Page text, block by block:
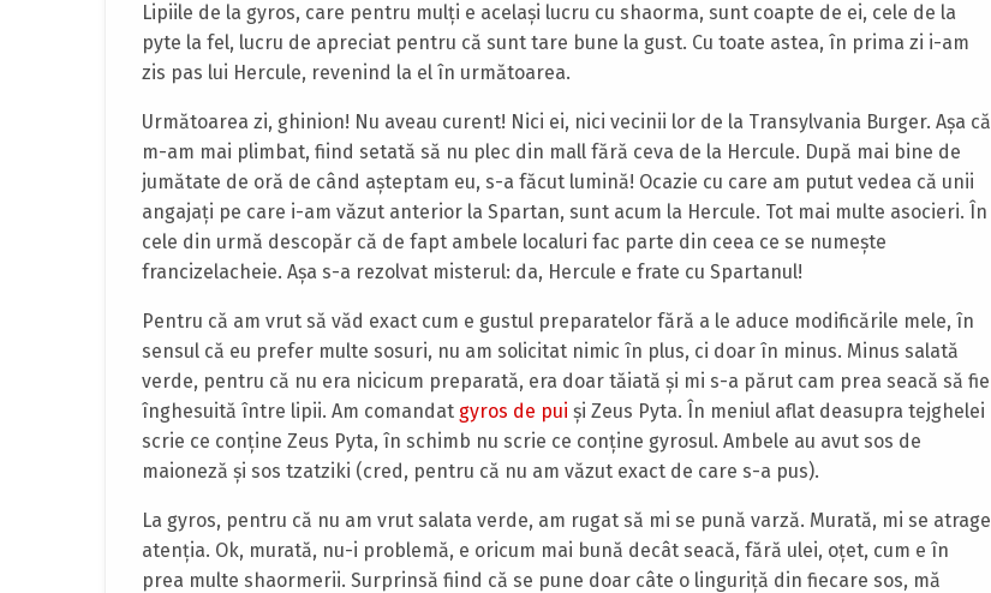
Lipiile de la gyros, care pentru mulţi e acelaşi lucru cu shaorma, sunt coapte de ei, cele de la
pyte la fel, lucru de apreciat pentru că sunt tare bune la gust. Cu toate astea, în prima zi i-am
zis pas lui Hercule, revenind la el în următoarea.
Următoarea zi, ghinion! Nu aveau curent! Nici ei, nici vecinii lor de la Transylvania Burger. Aşa că
m-am mai plimbat, fiind setată să nu plec din mall fără ceva de la Hercule. După mai bine de
jumătate de oră de când aşteptam eu, s-a făcut lumină! Ocazie cu care am putut vedea că unii
angajaţi pe care i-am văzut anterior la Spartan, sunt acum la Hercule. Tot mai multe asocieri. În
cele din urmă descopăr că de fapt ambele localuri fac parte din ceea ce se numeşte
francizelacheie. Aşa s-a rezolvat misterul: da, Hercule e frate cu Spartanul!
Pentru că am vrut să văd exact cum e gustul preparatelor fără a le aduce modificările mele, în
sensul că eu prefer multe sosuri, nu am solicitat nimic în plus, ci doar în minus. Minus salată
verde, pentru că nu era nicicum preparată, era doar tăiată şi mi s-a părut cam prea seacă să fie
înghesuită între lipii. Am comandat gyros de pui şi Zeus Pyta. În meniul aflat deasupra tejghelei
scrie ce conţine Zeus Pyta, în schimb nu scrie ce conţine gyrosul. Ambele au avut sos de
maioneză şi sos tzatziki (cred, pentru că nu am văzut exact de care s-a pus).
La gyros, pentru că nu am vrut salata verde, am rugat să mi se pună varză. Murată, mi se atrage
atenţia. Ok, murată, nu-i problemă, e oricum mai bună decât seacă, fără ulei, oţet, cum e în
prea multe shaormerii. Surprinsă fiind că se pune doar câte o linguriţă din fiecare sos, mă